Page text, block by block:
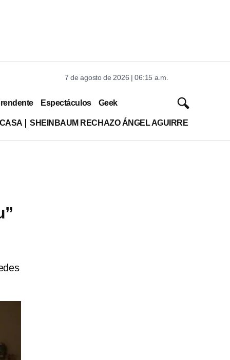
7 de agosto de 2026 | 06:15 a.m.
Espectáculos Geek
SHEINBAUM RECHAZO ÁNGEL AGUIRRE